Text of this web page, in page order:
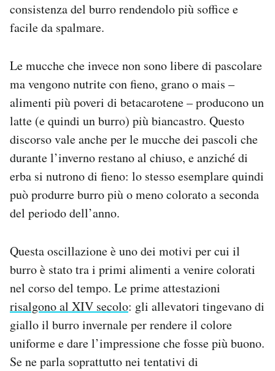
consistenza del burro rendendolo più soffice e
facile da spalmare.
Le mucche che invece non sono libere di pascolare
ma vengono nutrite con fieno, grano o mais –
alimenti più poveri di betacarotene – producono un
latte (e quindi un burro) più biancastro. Questo
discorso vale anche per le mucche dei pascoli che
durante l’inverno restano al chiuso, e anziché di
erba si nutrono di fieno: lo stesso esemplare quindi
può produrre burro più o meno colorato a seconda
del periodo dell’anno.
Questa oscillazione è uno dei motivi per cui il
burro è stato tra i primi alimenti a venire colorati
nel corso del tempo. Le prime attestazioni
risalgono al XIV secolo: gli allevatori tingevano di
giallo il burro invernale per rendere il colore
uniforme e dare l’impressione che fosse più buono.
Se ne parla soprattutto nei tentativi di